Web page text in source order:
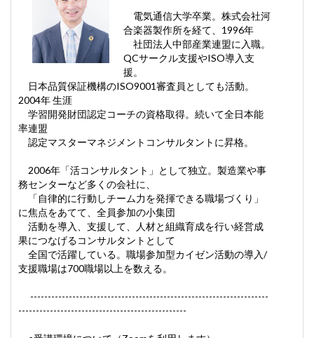
電気通信大学卒業。株式会社河
合楽器製作所を経て、1996年
社団法人中部産業連盟に入職。
QCサークル支援やISO導入支
援。
日本品質保証機構のISO9001審査員としても活動。
2004年 生涯
学習開発財団認定コーチの資格取得。続いて全日本能
率連盟
認定マスターマネジメントコンサルタントに昇格。
2006年「活コンサルタント」として独立。製造業や事
務センターなど多くの会社に、
「自律的に行動しチーム力を発揮できる職場づくり」
に焦点をあてて、全員参加の小集団
活動を導入、支援して、人材と組織育成を行い経営成
果につなげるコンサルタントとして
全国で活躍している。職場参加型カイゼン活動の導入/
支援職場は700職場以上を数える。
--------------------------------------------------------------------
------------------------------------------------